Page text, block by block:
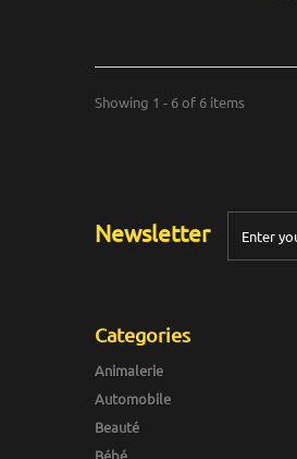
Showing 1 - 6 of 6 items
Newsletter
Categories
Animalerie
Automobile
Beauté
Bébé